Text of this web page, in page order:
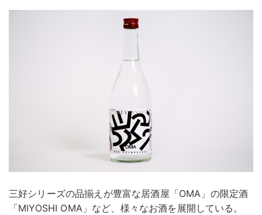
三好シリーズの品揃えが豊富な居酒屋「OMA」の限定酒
「MIYOSHI OMA」など、様々なお酒を展開している。